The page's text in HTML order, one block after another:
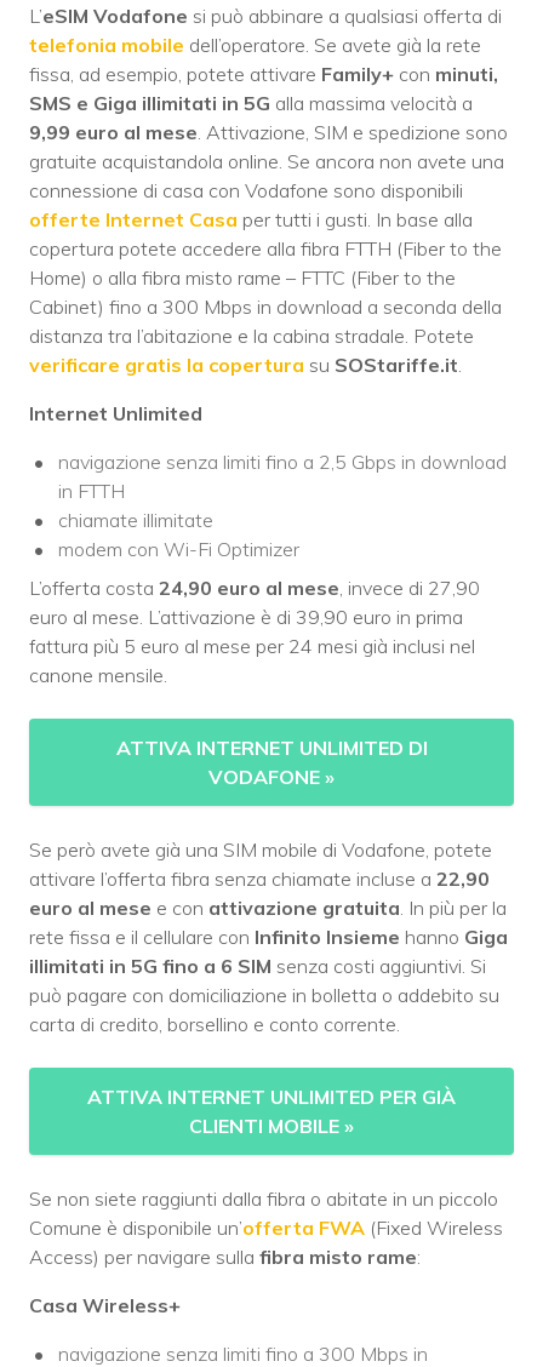
L’eSIM Vodafone si può abbinare a qualsiasi offerta di
telefonia mobile dell’operatore. Se avete già la rete
fissa, ad esempio, potete attivare Family+ con minuti,
SMS e Giga illimitati in 5G alla massima velocità a
9,99 euro al mese . Attivazione, SIM e spedizione sono
gratuite acquistandola online. Se ancora non avete una
connessione di casa con Vodafone sono disponibili
offerte Internet Casa per tutti i gusti. In base alla
copertura potete accedere alla fibra FTTH (Fiber to the
Home) o alla fibra misto rame – FTTC (Fiber to the
Cabinet) fino a 300 Mbps in download a seconda della
distanza tra l’abitazione e la cabina stradale. Potete
verificare gratis la copertura su SOStariffe.it
Internet Unlimited
navigazione senza limiti fino a 2,5 Gbps in download
in FTTH
chiamate illimitate
modem con Wi-Fi Optimizer
L’offerta costa 24,90 euro al mese , invece di 27,90
euro al mese. L’attivazione è di 39,90 euro in prima
fattura più 5 euro al mese per 24 mesi già inclusi nel
canone mensile.
ATTIVA INTERNET UNLIMITED DI
VODAFONE »
Se però avete già una SIM mobile di Vodafone, potete
attivare l’offerta fibra senza chiamate incluse a 22,90
euro al mese e con attivazione gratuita . In più per la
rete fissa e il cellulare con Infinito Insieme hanno Giga
illimitati in 5G fino a 6 SIM senza costi aggiuntivi. Si
può pagare con domiciliazione in bolletta o addebito su
carta di credito, borsellino e conto corrente.
ATTIVA INTERNET UNLIMITED PER GIÀ
CLIENTI MOBILE »
Se non siete raggiunti dalla fibra o abitate in un piccolo
Comune è disponibile un’offerta FWA (Fixed Wireless
Access) per navigare sulla fibra misto rame:
Casa Wireless+
navigazione senza limiti fino a 300 Mbps in